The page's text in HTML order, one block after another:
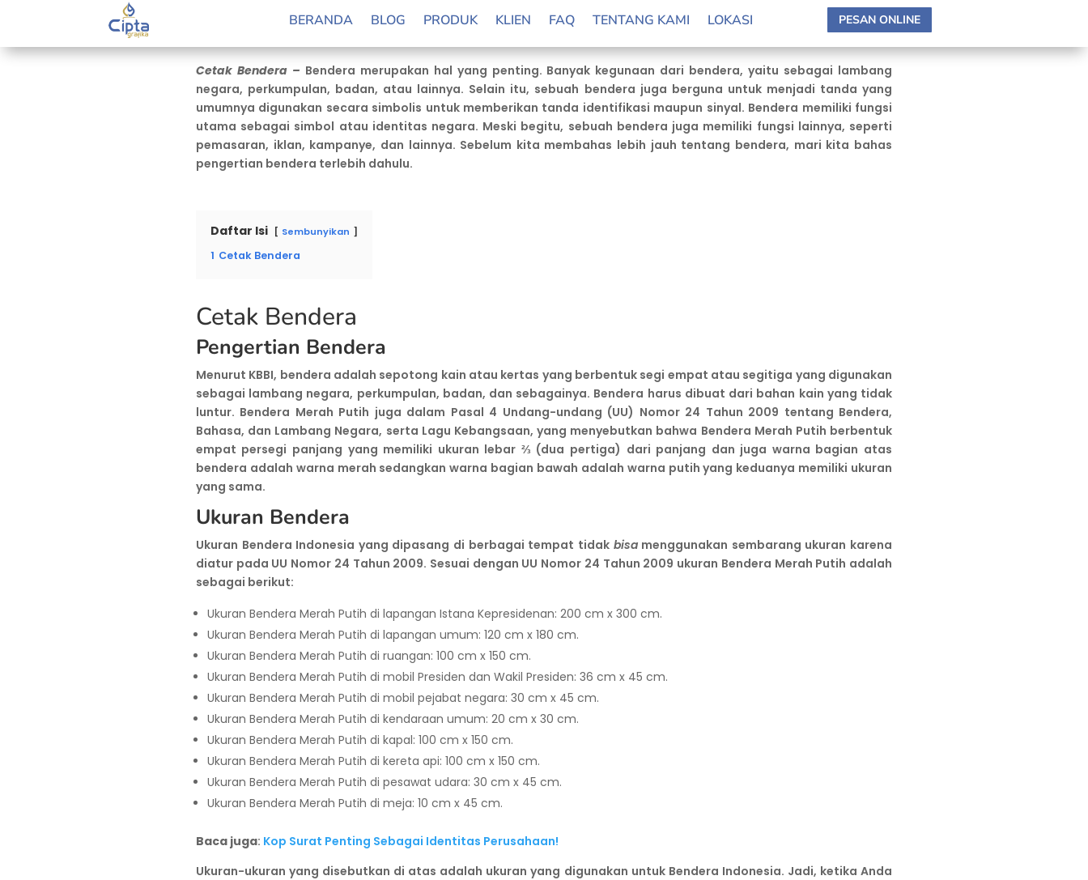
BERANDA BLOG PRODUK KLIEN FAQ TENTANG KAMI LOKASI PESAN ONLINE
byRetno Guslanda Blog
Cetak Bendera – Bendera merupakan hal yang penting. Banyak kegunaan dari bendera, yaitu sebagai lambang
negara, perkumpulan, badan, atau lainnya. Selain itu, sebuah bendera juga berguna untuk menjadi tanda yang
umumnya digunakan secara simbolis untuk memberikan tanda identifikasi maupun sinyal. Bendera memiliki fungsi
utama sebagai simbol atau identitas negara. Meski begitu, sebuah bendera juga memiliki fungsi lainnya, seperti
pemasaran, iklan, kampanye, dan lainnya. Sebelum kita membahas lebih jauh tentang bendera, mari kita bahas
pengertian bendera terlebih dahulu.
Daftar Isi Sembunyikan
1 Cetak Bendera
Cetak Bendera
Pengertian Bendera
Menurut KBBI, bendera adalah sepotong kain atau kertas yang berbentuk segi empat atau segitiga yang digunakan
sebagai lambang negara, perkumpulan, badan, dan sebagainya. Bendera harus dibuat dari bahan kain yang tidak
luntur. Bendera Merah Putih juga dalam Pasal 4 Undang-undang (UU) Nomor 24 Tahun 2009 tentang Bendera,
Bahasa, dan Lambang Negara, serta Lagu Kebangsaan, yang menyebutkan bahwa Bendera Merah Putih berbentuk
empat persegi panjang yang memiliki ukuran lebar ⅔ (dua pertiga) dari panjang dan juga warna bagian atas
bendera adalah warna merah sedangkan warna bagian bawah adalah warna putih yang keduanya memiliki ukuran
yang sama.
Ukuran Bendera
Ukuran Bendera Indonesia yang dipasang di berbagai tempat tidak bisamenggunakan sembarang ukuran karena
diatur pada UU Nomor 24 Tahun 2009. Sesuai dengan UU Nomor 24 Tahun 2009 ukuran Bendera Merah Putih adalah
sebagai berikut:
Ukuran Bendera Merah Putih di lapangan Istana Kepresidenan: 200 cm x 300 cm.
Ukuran Bendera Merah Putih di lapangan umum: 120 cm x 180 cm.
Ukuran Bendera Merah Putih di ruangan: 100 cm x 150 cm.
Ukuran Bendera Merah Putih di mobil Presiden dan Wakil Presiden: 36 cm x 45 cm.
Ukuran Bendera Merah Putih di mobil pejabat negara: 30 cm x 45 cm.
Ukuran Bendera Merah Putih di kendaraan umum: 20 cm x 30 cm.
Ukuran Bendera Merah Putih di kapal: 100 cm x 150 cm.
Ukuran Bendera Merah Putih di kereta api: 100 cm x 150 cm.
Ukuran Bendera Merah Putih di pesawat udara: 30 cm x 45 cm.
Ukuran Bendera Merah Putih di meja: 10 cm x 45 cm.
Baca juga: Kop Surat Penting Sebagai Identitas Perusahaan!
Ukuran-ukuran yang disebutkan di atas adalah ukuran yang digunakan untuk Bendera Indonesia. Jadi, ketika Anda